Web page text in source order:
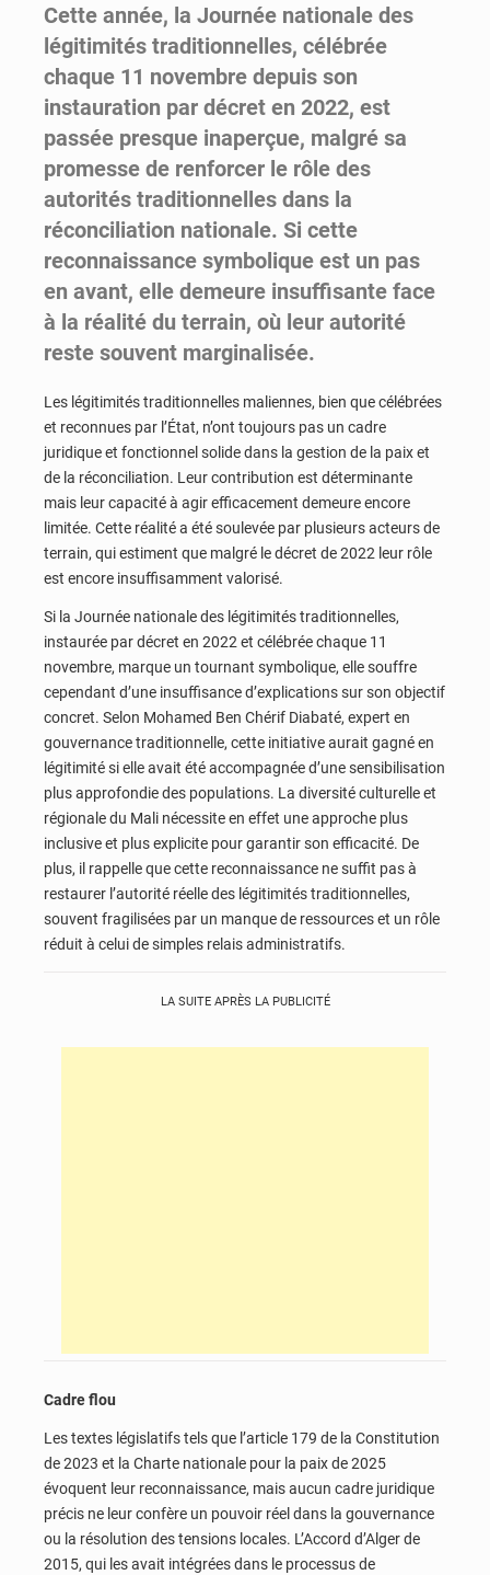
Cette année, la Journée nationale des
légitimités traditionnelles, célébrée
chaque 11 novembre depuis son
instauration par décret en 2022, est
passée presque inaperçue, malgré sa
promesse de renforcer le rôle des
autorités traditionnelles dans la
réconciliation nationale. Si cette
reconnaissance symbolique est un pas
en avant, elle demeure insuffisante face
à la réalité du terrain, où leur autorité
reste souvent marginalisée.
Les légitimités traditionnelles maliennes, bien que célébrées
et reconnues par l’État, n’ont toujours pas un cadre
juridique et fonctionnel solide dans la gestion de la paix et
de la réconciliation. Leur contribution est déterminante
mais leur capacité à agir efficacement demeure encore
limitée. Cette réalité a été soulevée par plusieurs acteurs de
terrain, qui estiment que malgré le décret de 2022 leur rôle
est encore insuffisamment valorisé.
Si la Journée nationale des légitimités traditionnelles,
instaurée par décret en 2022 et célébrée chaque 11
novembre, marque un tournant symbolique, elle souffre
cependant d’une insuffisance d’explications sur son objectif
concret. Selon Mohamed Ben Chérif Diabaté, expert en
gouvernance traditionnelle, cette initiative aurait gagné en
légitimité si elle avait été accompagnée d’une sensibilisation
plus approfondie des populations. La diversité culturelle et
régionale du Mali nécessite en effet une approche plus
inclusive et plus explicite pour garantir son efficacité. De
plus, il rappelle que cette reconnaissance ne suffit pas à
restaurer l’autorité réelle des légitimités traditionnelles,
souvent fragilisées par un manque de ressources et un rôle
réduit à celui de simples relais administratifs.
LA SUITE APRÈS LA PUBLICITÉ
Cadre flou
Les textes législatifs tels que l’article 179 de la Constitution
de 2023 et la Charte nationale pour la paix de 2025
évoquent leur reconnaissance, mais aucun cadre juridique
précis ne leur confère un pouvoir réel dans la gouvernance
ou la résolution des tensions locales. L’Accord d’Alger de
2015, qui les avait intégrées dans le processus de